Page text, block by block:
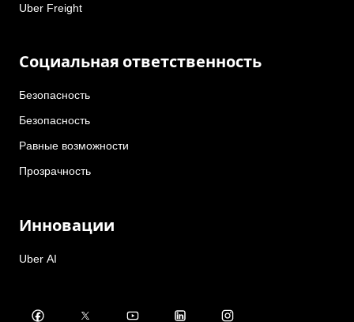
Uber Freight
Социальная ответственность
Безопасность
Безопасность
Равные возможности
Прозрачность
Инновации
Uber AI